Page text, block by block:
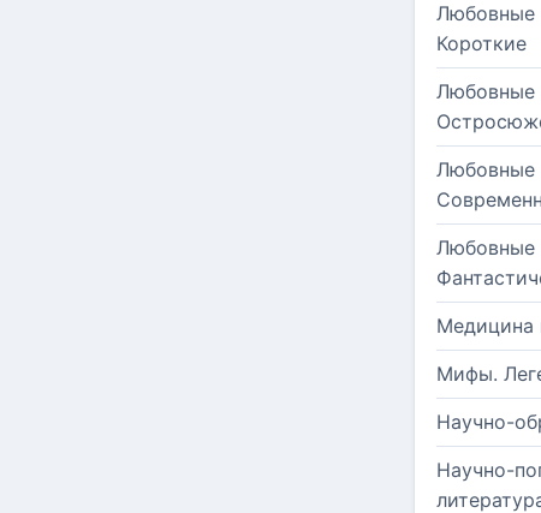
Любовные
Короткие
Любовные
Любовные
Любовные
Медицина
Мифы.
Научно-
Научно-